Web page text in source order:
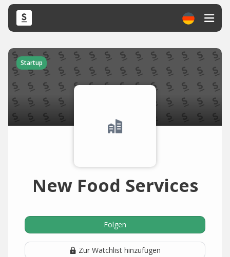
Startup
New Food Services
Folgen
Zur Watchlist hinzufügen